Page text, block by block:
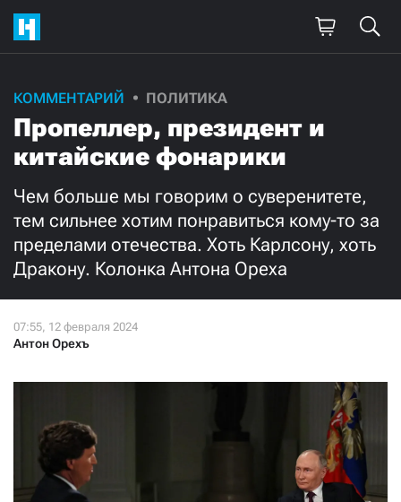
КОММЕНТАРИЙ ПОЛИТИКА
Пропеллер, президент и
китайские фонарики
Чем больше мы говорим о суверенитете,
тем сильнее хотим понравиться кому-то за
пределами отечества. Хоть Карлсону, хоть
Дракону. Колонка Антона Ореха
Антон Орехъ
Поддержите
нашу работу!
Ежемесячно Разово
3000 1000
500 300
Если у вас есть вопросы, пишите donate@novayagazeta.ruили
звоните:
+7 (929) 612-03-68